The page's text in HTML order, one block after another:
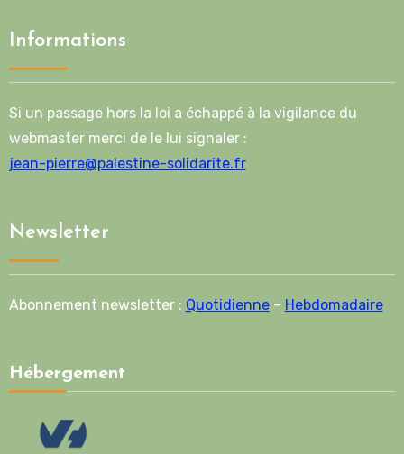
Informations
Si un passage hors la loi a échappé à la vigilance du
webmaster merci de le lui signaler :
jean-pierre@palestine-solidarite.fr
Newsletter
Abonnement newsletter : Quotidienne– Hebdomadaire
Hébergement